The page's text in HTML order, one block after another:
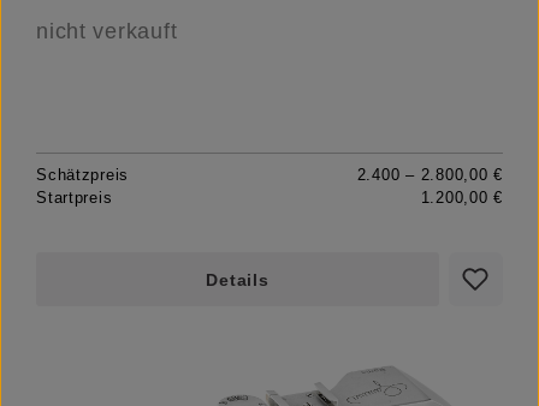
nicht verkauft
Schätzpreis
2.400 – 2.800,00 €
Startpreis
1.200,00 €
Details